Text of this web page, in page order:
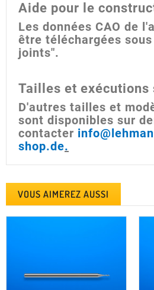
Aide pour le
Les données CAO de
être téléchargées
joints".
Tailles et exécutions
D'autres tailles et
sont disponibles sur
contacter
shop.de.
VOUS AIMEREZ AUSSI